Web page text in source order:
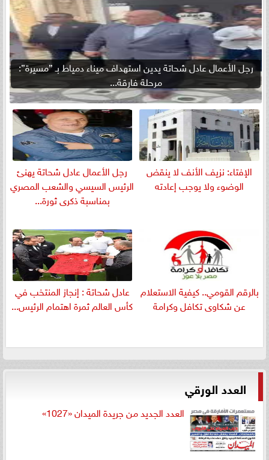
رجل الأعمال عادل شحاتة يدين استهداف ميناء دمياط بـ ”مسيرة”:
مرحلة فارقة...
الإفتاء: نزيف الأنف لا ينقض
الوضوء ولا يوجب إعادته
رجل الأعمال عادل شحاتة يهنئ
الرئيس السيسي والشعب المصري
بمناسبة ذكرى ثورة...
بالرقم القومي.. كيفية الاستعلام
عن شكاوى تكافل وكرامة
عادل شحاتة : إنجاز المنتخب في
كأس العالم ثمرة اهتمام الرئيس...
العدد الورقي
العدد الجديد من جريدة الميدان «1027»